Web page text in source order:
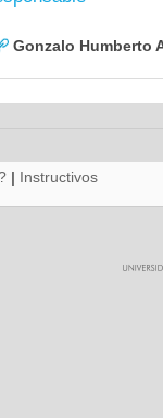
Gonzalo Humberto
| Instructivos